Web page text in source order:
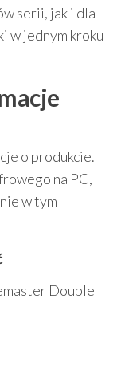
serii, jak i dla
w jednym kroku
o produkcie.
na PC,
w tym
Double